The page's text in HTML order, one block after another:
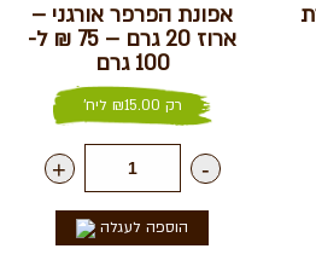
אפונת הפרפר אורגני –
ארוז 20 גרם – 75 ₪ ל-
100 גרם
רק ₪15.00 ליח'
-
+
הוספה לעגלה